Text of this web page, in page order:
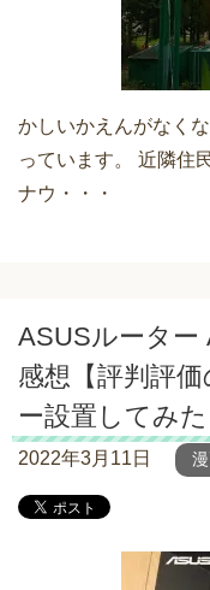
かしいかえんがなく
っています。 近隣住
ナウ・・・
ASUSルーター
感想【評判評
ー設置してみた
2022年3月11日